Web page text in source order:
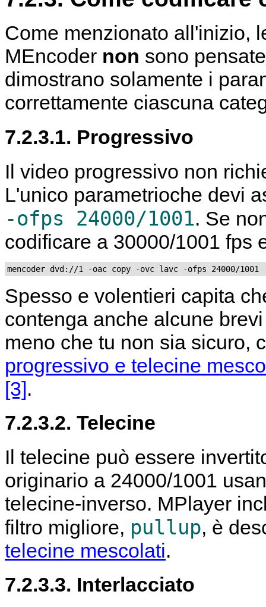
Come menzionato all'inizio,
MEncoder non sono
dimostrano solamente i
correttamente ciascuna
7.2.3.1. Progressivo
Il video progressivo non
L'unico parametrioche devi
-ofps 24000/1001. Se
codificare a 30000/1001 fps
mencoder dvd://1 -oac copy -ovc lavc -ofps 24000/1001
Spesso e volentieri capita
contenga anche alcune
meno che tu non sia sicuro,
progressivo e telecine
[3].
7.2.3.2. Telecine
Il telecine può essere
originario a 24000/1001
telecine-inverso. MPlayer
filtro migliore, pullup, è
telecine mescolati.
7.2.3.3. Interlacciato